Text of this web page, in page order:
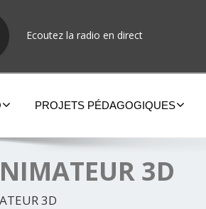
Ecoutez la radio en direct
PROJETS PÉDAGOGIQUES
3D
3D